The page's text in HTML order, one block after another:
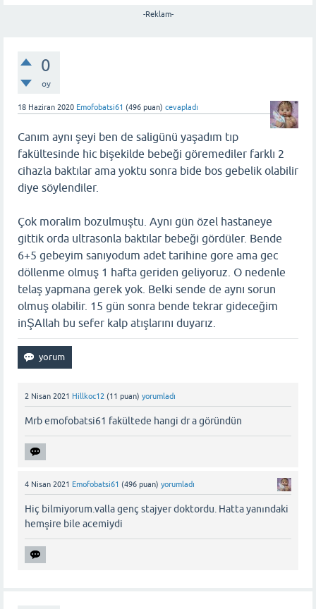
-Reklam-
0
oy
18 Haziran 2020 Emofobatsi61 (496 puan) cevapladı
Canım aynı şeyi ben de saligünü yaşadım tıp
fakültesinde hic bişekilde bebeği göremediler farklı 2
cihazla baktılar ama yoktu sonra bide bos gebelik olabilir
diye söylendiler.
Çok moralim bozulmuştu. Aynı gün özel hastaneye
gittik orda ultrasonla baktılar bebeği gördüler. Bende
6+5 gebeyim sanıyodum adet tarihine gore ama gec
döllenme olmuş 1 hafta geriden geliyoruz. O nedenle
telaş yapmana gerek yok. Belki sende de aynı sorun
olmuş olabilir. 15 gün sonra bende tekrar gideceğim
inŞAllah bu sefer kalp atışlarını duyarız.
2 Nisan 2021 Hillkoc12 (11 puan) yorumladı
Mrb emofobatsi61 fakültede hangi dr a göründün
4 Nisan 2021 Emofobatsi61 (496 puan) yorumladı
Hiç bilmiyorum.valla genç stajyer doktordu. Hatta yanındaki
hemşire bile acemiydi